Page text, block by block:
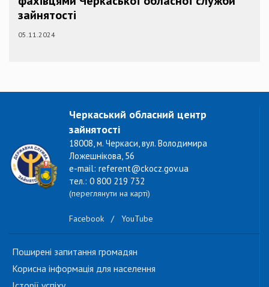
зайнятості
05.11.2024
Черкаський обласний центр
зайнятості
18008, м. Черкаси, вул. Володимира
Ложешнікова, 56
e-mail: referent@ckocz.gov.ua
тел.: 0 800 219 732
(переглянути на карті)
Facebook / YouTube
Поширені запитання громадян
Корисна інформація для населення